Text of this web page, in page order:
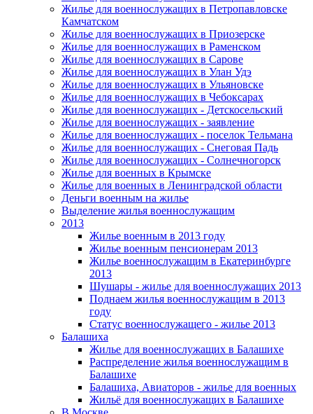
Жилье для военнослужащих в Петропавловске
Камчатском
Жилье для военнослужащих в Приозерске
Жилье для военнослужащих в Раменском
Жилье для военнослужащих в Сарове
Жилье для военнослужащих в Улан Удэ
Жилье для военнослужащих в Ульяновске
Жилье для военнослужащих в Чебоксарах
Жилье для военнослужащих - Детскосельский
Жилье для военнослужащих - заявление
Жилье для военнослужащих - поселок Тельмана
Жилье для военнослужащих - Снеговая Падь
Жилье для военнослужащих - Солнечногорск
Жилье для военных в Крымске
Жилье для военных в Ленинградской области
Деньги военным на жилье
Выделение жилья военнослужащим
2013
Жилье военным в 2013 году
Жилье военным пенсионерам 2013
Жилье военнослужащим в Екатеринбурге
2013
Шушары - жилье для военнослужащих 2013
Поднаем жилья военнослужащим в 2013
году
Статус военнослужащего - жилье 2013
Балашиха
Жилье для военнослужащих в Балашихе
Распределение жилья военнослужащим в
Балашихе
Балашиха, Авиаторов - жилье для военных
Жильё для военнослужащих в Балашихе